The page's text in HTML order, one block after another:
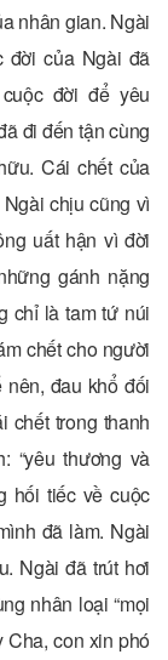
nhân gian. Ngài
đời của Ngài đã
đời để yêu
đi đến tận cùng
Cái chết của
chịu cũng vì
uất hận vì đời
gánh nặng
chỉ là tam tứ núi
chết cho người
đau khổ đối
chết trong thanh
“yêu thương và
hối tiếc về cuộc
đã làm. Ngài
Ngài đã trút hơi
nhân loại “mọi
Cha, con xin phó